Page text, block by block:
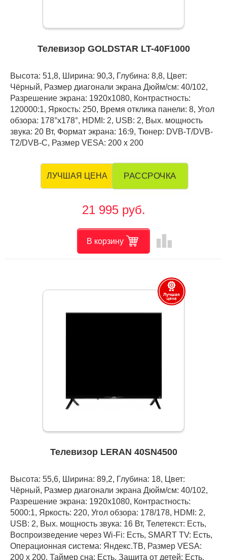
Телевизор GOLDSTAR LT-40F1000
Высота: 51,8, Ширина: 90,3, Глубина: 8,8, Цвет:
Чёрный, Размер диагонали экрана Дюйм/см: 40/102,
Разрешение экрана: 1920x1080, Контрастность:
120000:1, Яркость: 250, Время отклика панели: 8, Угол
обзора: 178°x178°, HDMI: 2, USB: 2, Вых. мощность
звука: 20 Вт, Формат экрана: 16:9, Тюнер: DVB-Т/DVB-
T2/DVB-C, Размер VESA: 200 x 200
ЛУЧШАЯ ЦЕНА РАССРОЧКА
21 995 руб.
В корзину leaderboard
Телевизор LERAN 40SN4500
Высота: 55,6, Ширина: 89,2, Глубина: 18, Цвет:
Чёрный, Размер диагонали экрана Дюйм/см: 40/102,
Разрешение экрана: 1920x1080, Контрастность:
5000:1, Яркость: 220, Угол обзора: 178/178, HDMI: 2,
USB: 2, Вых. мощность звука: 16 Вт, Телетекст: Есть,
Воспроизведение через Wi-Fi: Есть, SMART TV: Есть,
Операционная система: Яндекс.ТВ, Размер VESA:
200 х 200, Таймер сна: Есть, Защита от детей: Есть,